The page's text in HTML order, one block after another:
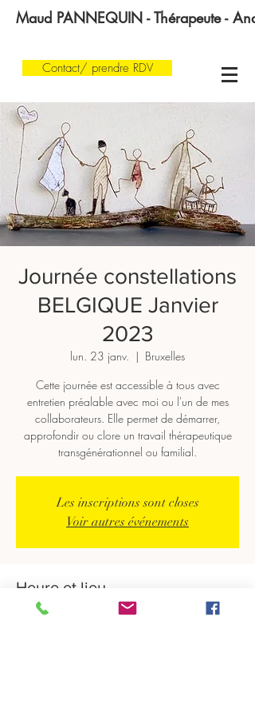
Maud PANNEQUIN - Thérapeute -
Contact/ prendre RDV
Journée constellations
BELGIQUE Janvier
2023
lun. 23 janv.
  |
Bruxelles
Cette journée est accessible à tous avec
entretien préalable avec moi ou l'un de mes
collaborateurs. Elle permet de démarrer,
approfondir ou clore un travail thérapeutique
transgénérationnel ou familial.
Les inscriptions sont closes
Voir autres événements
Heure et lieu
23 janv. 2023, 09:30 – 18:00